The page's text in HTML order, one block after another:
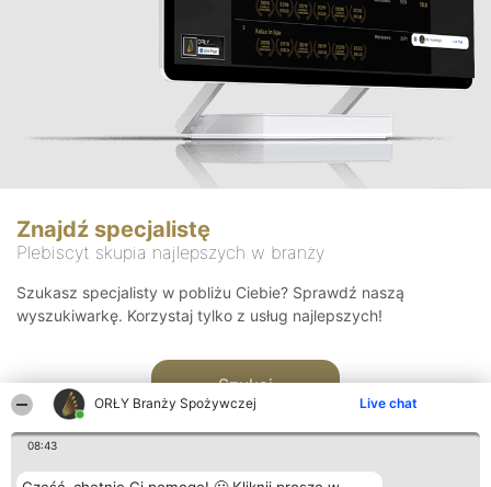
ORŁY Branży Spożywczej Live chat
08:43
Znajdź specjalistę
Plebiscyt skupia najlepszych w branży
Szukasz specjalisty w pobliżu Ciebie? Sprawdź naszą
wyszukiwarkę. Korzystaj tylko z usług najlepszych!
Szukaj